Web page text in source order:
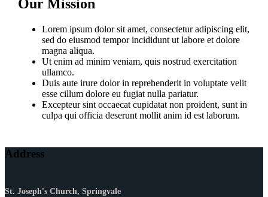
Our Mission
Lorem ipsum dolor sit amet, consectetur adipiscing elit,
sed do eiusmod tempor incididunt ut labore et dolore
magna aliqua.
Ut enim ad minim veniam, quis nostrud exercitation
ullamco.
Duis aute irure dolor in reprehenderit in voluptate velit
esse cillum dolore eu fugiat nulla pariatur.
Excepteur sint occaecat cupidatat non proident, sunt in
culpa qui officia deserunt mollit anim id est laborum.
Address
St. Joseph's Church, Springvale